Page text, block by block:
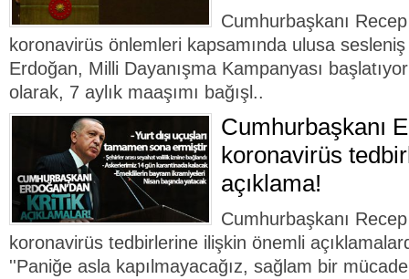
Cumhurbaşkanı
koronavirüs önlemleri kapsamında ulusa sesleniş
Erdoğan, Milli Dayanışma Kampanyası
olarak, 7 aylık maaşımı bağışl..
Cumhurbaşkanı
koronavirüs
açıklama!
Cumhurbaşkanı
koronavirüs tedbirlerine ilişkin önemli
''Paniğe asla kapılmayacağız, sağlam bir